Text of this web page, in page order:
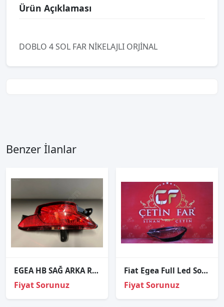
Ürün Açıklaması
DOBLO 4 SOL FAR NİKELAJLI ORJİNAL
Benzer İlanlar
EGEA HB SAĞ ARKA REFLEKTÖR ORJİNAL
Fiyat Sorunuz
Fi̇at Egea Full Led Sol Far Cami 2020-2024
Fiyat Sorunuz